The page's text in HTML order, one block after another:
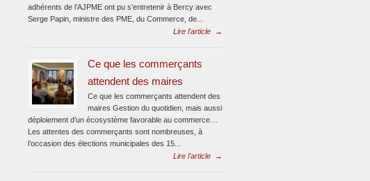
adhérents de l’AJPME ont pu s’entretenir à Bercy avec
Serge Papin, ministre des PME, du Commerce, de...
Lire l'article
→
Ce que les commerçants
attendent des maires
Ce que les commerçants attendent des
maires Gestion du quotidien, mais aussi
déploiement d’un écosystème favorable au commerce…
Les attentes des commerçants sont nombreuses, à
l’occasion des élections municipales des 15...
Lire l'article
→